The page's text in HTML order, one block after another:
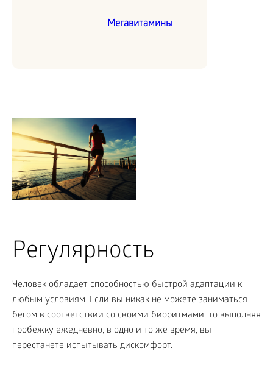
Мегавитамины
Регулярность
Человек обладает способностью быстрой адаптации к
любым условиям. Если вы никак не можете заниматься
бегом в соответствии со своими биоритмами, то выполняя
пробежку ежедневно, в одно и то же время, вы
перестанете испытывать дискомфорт.